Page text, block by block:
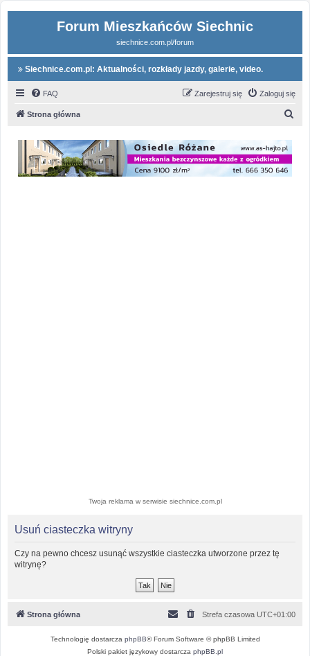
Forum Mieszkańców Siechnic
siechnice.com.pl/forum
Siechnice.com.pl: Aktualności, rozkłady jazdy, galerie, video.
FAQ Zaloguj się
Zarejestruj się
Strona główna
Twoja reklama w serwisie siechnice.com.pl
Usuń ciasteczka witryny
Czy na pewno chcesz usunąć wszystkie ciasteczka utworzone przez tę
witrynę?
Strona główna Strefa czasowa UTC+01:00
Technologię dostarcza phpBB® Forum Software © phpBB Limited
Polski pakiet językowy dostarcza phpBB.pl